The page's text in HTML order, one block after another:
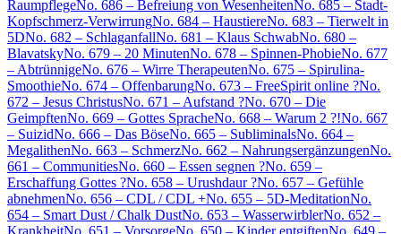
RaumpflegeNo. 686 – Befreiung von WesenheitenNo. 685 – Stadt-
Kopfschmerz-VerwirrungNo. 684 – HaustiereNo. 683 – Tierwelt in
5DNo. 682 – SchlaganfallNo. 681 – Klaus SchwabNo. 680 –
BlavatskyNo. 679 – 20 MinutenNo. 678 – Spinnen-PhobieNo. 677
– AbtrünnigeNo. 676 – Wirre TherapeutenNo. 675 – Spirulina-
SmoothieNo. 674 – OffenbarungNo. 673 – FreeSpirit online ?No.
672 – Jesus ChristusNo. 671 – Aufstand ?No. 670 – Die
GeimpftenNo. 669 – Gottes SpracheNo. 668 – Warum 2 ?!No. 667
– SuizidNo. 666 – Das BöseNo. 665 – SubliminalsNo. 664 –
MegalithenNo. 663 – SchmerzNo. 662 – NahrungsergänzungenNo.
661 – CommunitiesNo. 660 – Essen segnen ?No. 659 –
Erschaffung Gottes ?No. 658 – Urushdaur ?No. 657 – Gefühle
abnehmenNo. 656 – CDL / CDL +No. 655 – 5D-MeditationNo.
654 – Smart Dust / Chalk DustNo. 653 – WasserwirblerNo. 652 –
KrankheitNo. 651 – VorsorgeNo. 650 – Kinder entgiftenNo. 649 –